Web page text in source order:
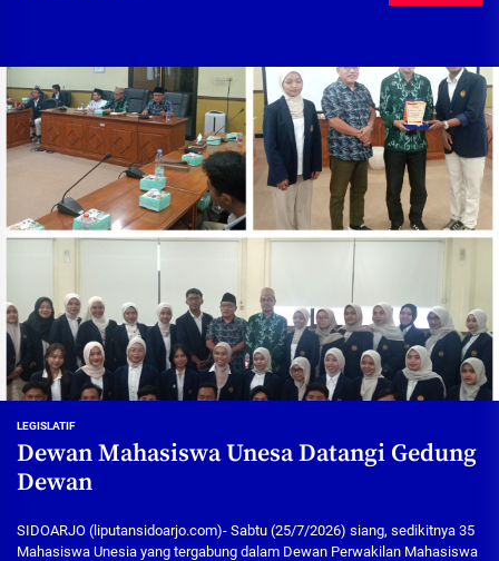
LEGISLATIF
Dewan Mahasiswa Unesa Datangi Gedung
Dewan
SIDOARJO (liputansidoarjo.com)- Sabtu (25/7/2026) siang, sedikitnya 35
Mahasiswa Unesia yang tergabung dalam Dewan Perwakilan Mahasiswa